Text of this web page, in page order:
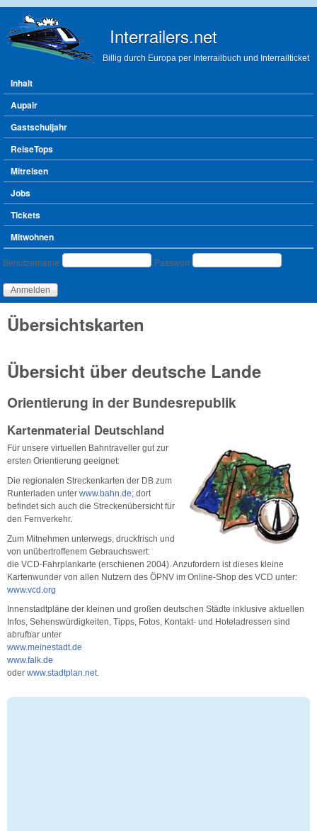
Interrailers.net
Billig durch Europa per Interrailbuch und Interrailticket
Hauptmenü
Inhalt
Aupair
Gastschuljahr
ReiseTops
Mitreisen
Jobs
Tickets
Mitwohnen
Benutzeranmeldung
Benutzername Passwort
Übersichtskarten
Übersicht über deutsche Lande
Orientierung in der Bundesrepublik
Kartenmaterial Deutschland
Für unsere virtuellen Bahntraveller gut zur
ersten Orientierung geeignet:
Die regionalen Streckenkarten der DB zum
Runterladen unter www.bahn.de; dort
befindet sich auch die Streckenübersicht für
den Fernverkehr.
Zum Mitnehmen unterwegs, druckfrisch und
von unübertroffenem Gebrauchswert:
die VCD-Fahrplankarte (erschienen 2004). Anzufordern ist dieses kleine
Kartenwunder von allen Nutzern des ÖPNV im Online-Shop des VCD unter:
www.vcd.org
Innenstadtpläne der kleinen und großen deutschen Städte inklusive aktuellen
Infos, Sehenswürdigkeiten, Tipps, Fotos, Kontakt- und Hoteladressen sind
abrufbar unter
www.meinestadt.de
www.falk.de
oder www.stadtplan.net.